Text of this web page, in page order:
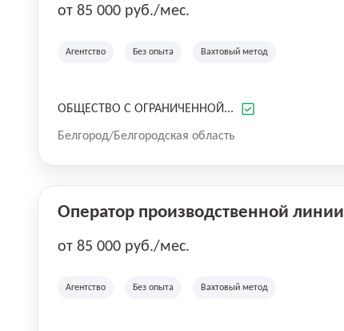
от 85 000 руб./мес.
Агентство Без опыта Вахтовый метод
ОБЩЕСТВО С ОГРАНИЧЕННОЙ...
Белгород/Белгородская область
Оператор производственной линии
от 85 000 руб./мес.
Агентство Без опыта Вахтовый метод